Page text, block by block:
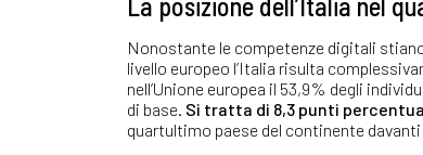
Nonostante le competenze digitali
livello europeo l’Italia risulta
nell’Unione europea il 53,9% degli
di base. Si tratta di 8,3 punti
quartultimo paese del continente davanti